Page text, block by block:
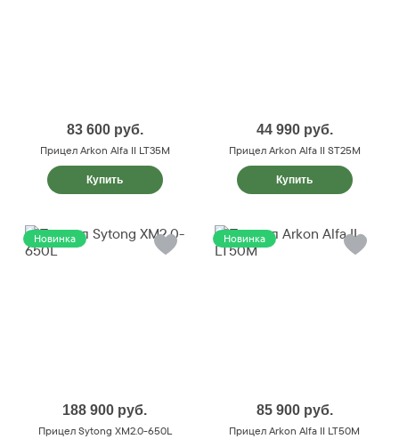
83 600 руб.
Прицел Arkon Alfa II LT35M
Купить
44 990 руб.
Прицел Arkon Alfa II ST25M
Купить
Новинка
188 900 руб.
Прицел Sytong XM2.0-650L
Новинка
85 900 руб.
Прицел Arkon Alfa II LT50M